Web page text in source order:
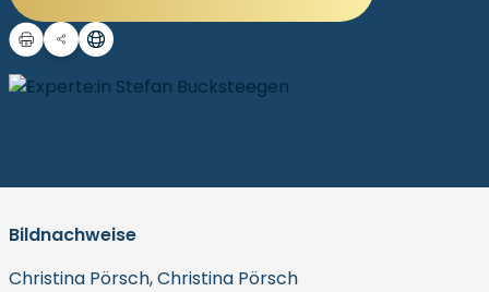
Bildnachweise
Christina Pörsch, Christina Pörsch